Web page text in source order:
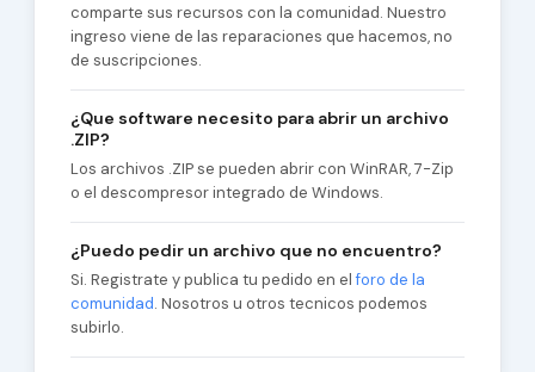
comparte sus recursos con la comunidad. Nuestro
ingreso viene de las reparaciones que hacemos, no
de suscripciones.
¿Que software necesito para abrir un archivo
.ZIP?
Los archivos .ZIP se pueden abrir con WinRAR, 7-Zip
o el descompresor integrado de Windows.
¿Puedo pedir un archivo que no encuentro?
Si. Registrate y publica tu pedido en elforo de la
comunidad. Nosotros u otros tecnicos podemos
subirlo.